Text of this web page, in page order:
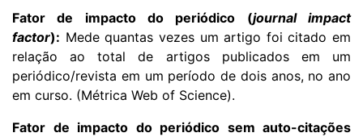
Fator de impacto do periódico (journal
impact
factor): Mede quantas vezes um artigo foi citado em
relação ao total de artigos publicados em um
periódico/revista em um período de dois anos, no ano
em curso. (Métrica Web of Science).
Fator de impacto do periódico sem auto-citações